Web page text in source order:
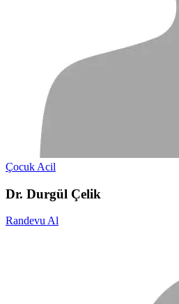
Çocuk Acil
Dr. Durgül Çelik
Randevu Al